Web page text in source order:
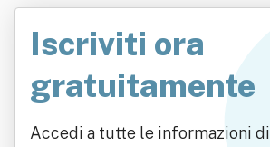
Iscriviti ora
gratuitamente
Accedi a tutte le informazioni di